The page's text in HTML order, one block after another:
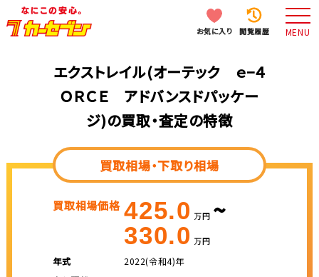
お気に入り 閲覧履歴 MENU
エクストレイル(オーテック ｅ−４
ＯＲＣＥ アドバンスドパッケー
ジ)の買取・査定の特徴
買取相場・下取り相場
買取相場価格 425.0 万円 ~
330.0 万円
年式
2022(令和4)年